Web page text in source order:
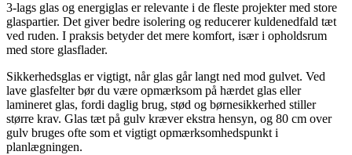
3-lags glas og energiglas er relevante i de fleste projekter med store
glaspartier. Det giver bedre isolering og reducerer kuldenedfald tæt
ved ruden. I praksis betyder det mere komfort, især i opholdsrum
med store glasflader.
Sikkerhedsglas er vigtigt, når glas går langt ned mod gulvet. Ved
lave glasfelter bør du være opmærksom på hærdet glas eller
lamineret glas, fordi daglig brug, stød og børnesikkerhed stiller
større krav. Glas tæt på gulv kræver ekstra hensyn, og 80 cm over
gulv bruges ofte som et vigtigt opmærksomhedspunkt i
planlægningen.